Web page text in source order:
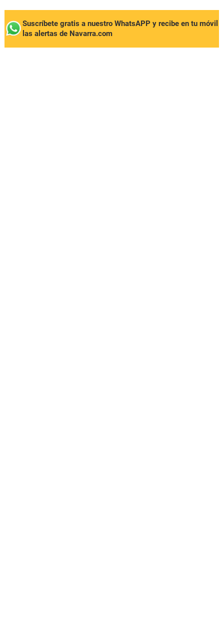
Suscríbete gratis a nuestro WhatsAPP y recibe en tu móvil
las alertas de Navarra.com